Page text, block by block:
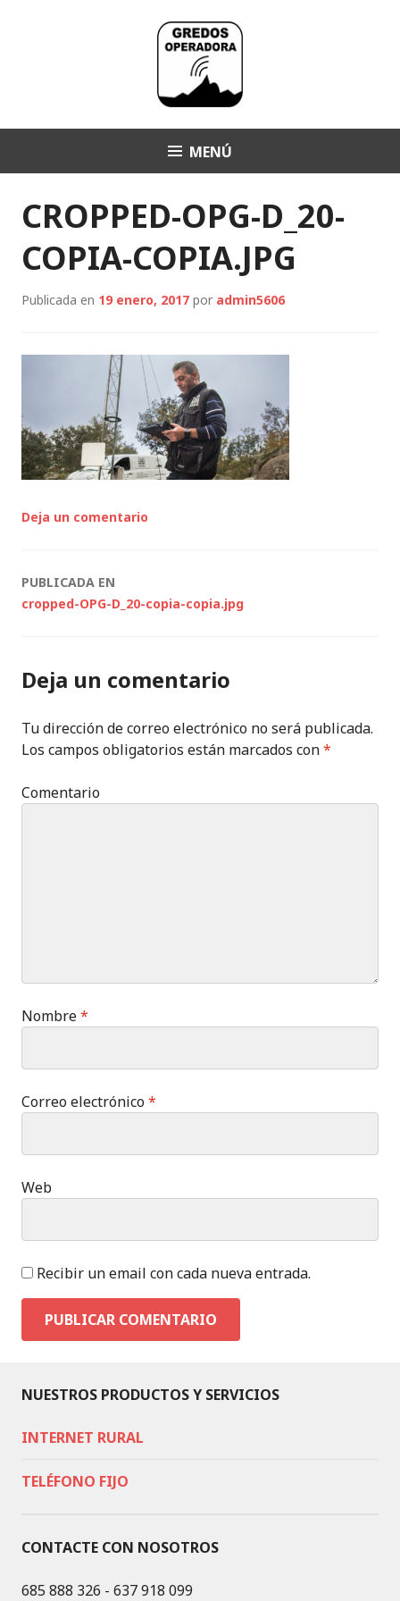
Operadora Gredos
MENÚ
CROPPED-OPG-D_20-
COPIA-COPIA.JPG
Publicada en 19 enero, 2017 por admin5606
Deja un comentario
Navegación
entradas
PUBLICADA EN
cropped-OPG-D_20-copia-copia.jpg
Deja un comentario
Tu dirección de correo electrónico no será publicada.
Los campos obligatorios están marcados con*
Comentario
Nombre*
Correo electrónico*
Web
Recibir un email con cada nueva entrada.
NUESTROS PRODUCTOS Y SERVICIOS
INTERNET RURAL
TELÉFONO FIJO
CONTACTE CON NOSOTROS
685 888 326 - 637 918 099